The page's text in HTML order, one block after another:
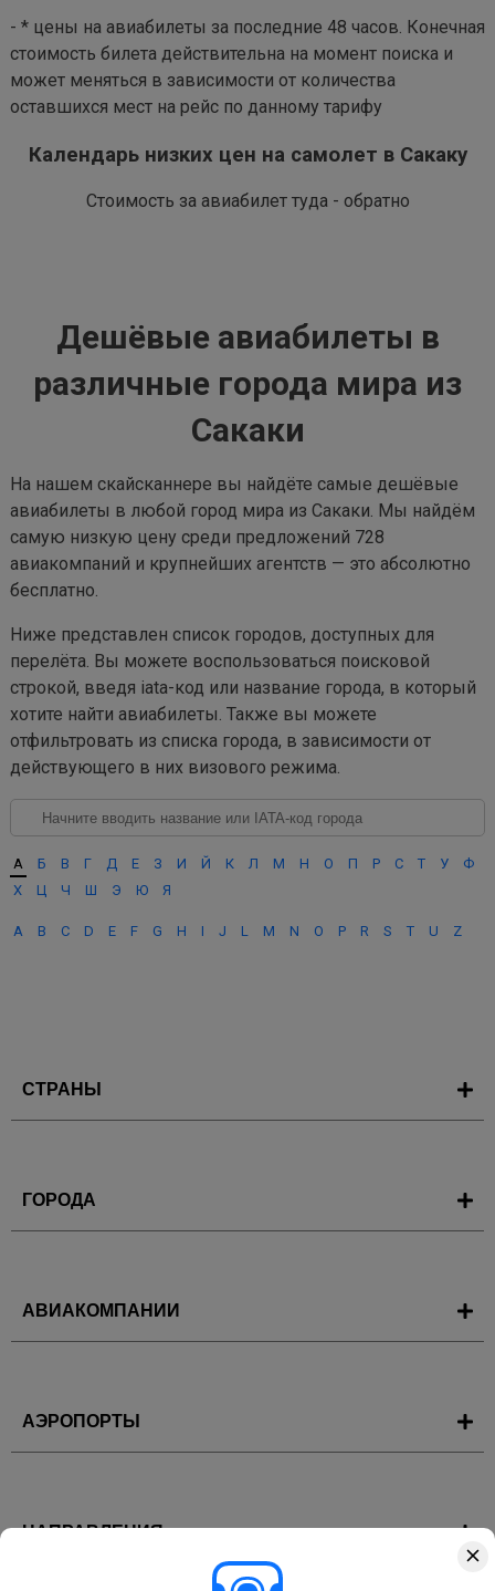
- * цены на авиабилеты за последние 48 часов. Конечная
стоимость билета действительна на момент поиска и
может меняться в зависимости от количества
оставшихся мест на рейс по данному тарифу
Календарь низких цен на самолет в Сакаку
Стоимость за авиабилет туда - обратно
Дешёвые авиабилеты в
различные города мира из
Сакаки
На нашем скайсканнере вы найдёте самые дешёвые
авиабилеты в любой город мира из Сакаки. Мы найдём
самую низкую цену среди предложений 728
авиакомпаний и крупнейших агентств — это абсолютно
бесплатно.
Ниже представлен список городов, доступных для
перелёта. Вы можете воспользоваться поисковой
строкой, введя iata-код или название города, в который
хотите найти авиабилеты. Также вы можете
отфильтровать из списка города, в зависимости от
действующего в них визового режима.
А Б В Г Д Е З И Й К Л М Н О П Р С Т У
Ф
Х
Ц Ч Ш Э Ю Я
A B C D E F G H I J L M N O P R S T U Z
СТРАНЫ
ГОРОДА
АВИАКОМПАНИИ
АЭРОПОРТЫ
НАПРАВЛЕНИЯ